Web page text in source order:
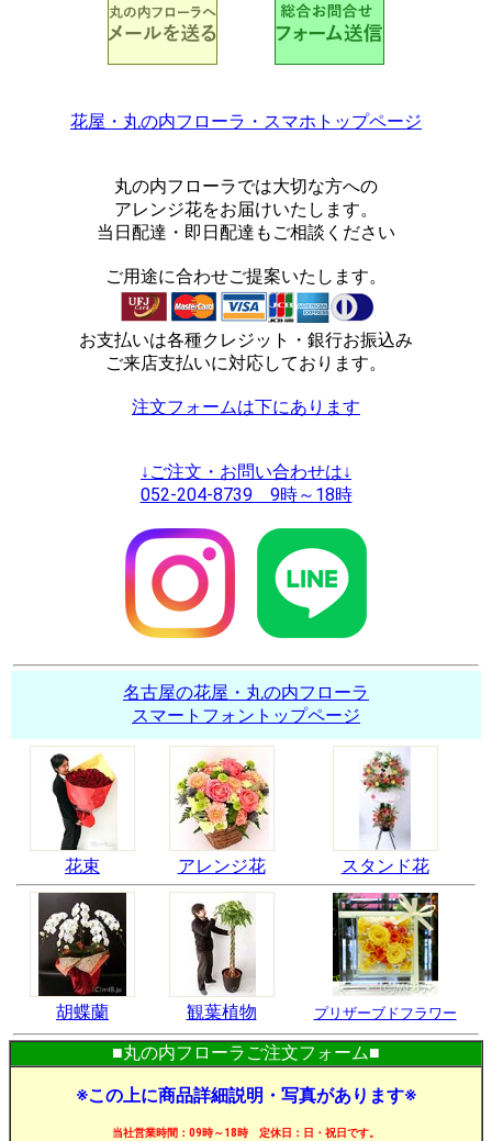
花屋・丸の内フローラ・スマホトップページ
丸の内フローラでは大切な方への
アレンジ花をお届けいたします。
当日配達・即日配達もご相談ください
ご用途に合わせご提案いたします。
お支払いは各種クレジット・銀行お振込み
ご来店支払いに対応しております。
注文フォームは下にあります
↓ご注文・お問い合わせは↓
052-204-8739 9時～18時
名古屋の花屋・丸の内フローラ
スマートフォントップページ
花束 アレンジ花 スタンド花
胡蝶蘭 観葉植物 プリザーブドフラワー
■丸の内フローラご注文フォーム■
※この上に商品詳細説明・写真があります※
当社営業時間：09時～18時 定休日：日・祝日です。